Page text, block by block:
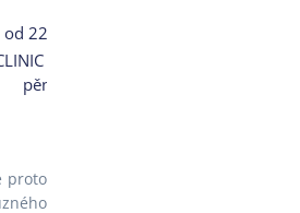
od 2290 Kč
- s paměťovou
pěnou
proto